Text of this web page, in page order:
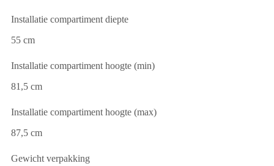
Installatie compartiment diepte
55 cm
Installatie compartiment hoogte (min)
81,5 cm
Installatie compartiment hoogte (max)
87,5 cm
Gewicht verpakking